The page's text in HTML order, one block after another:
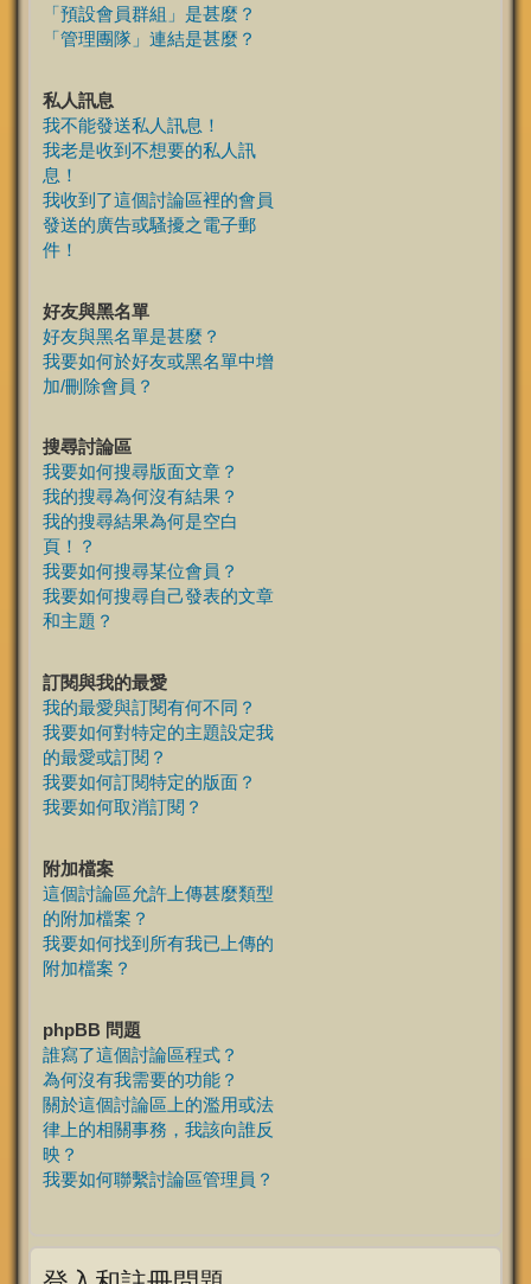
「預設會員群組」是甚麼？
「管理團隊」連結是甚麼？
私人訊息
我不能發送私人訊息！
我老是收到不想要的私人訊
息！
我收到了這個討論區裡的會員
發送的廣告或騷擾之電子郵
件！
好友與黑名單
好友與黑名單是甚麼？
我要如何於好友或黑名單中增
加/刪除會員？
搜尋討論區
我要如何搜尋版面文章？
我的搜尋為何沒有結果？
我的搜尋結果為何是空白
頁！？
我要如何搜尋某位會員？
我要如何搜尋自己發表的文章
和主題？
訂閱與我的最愛
我的最愛與訂閱有何不同？
我要如何對特定的主題設定我
的最愛或訂閱？
我要如何訂閱特定的版面？
我要如何取消訂閱？
附加檔案
這個討論區允許上傳甚麼類型
的附加檔案？
我要如何找到所有我已上傳的
附加檔案？
phpBB 問題
誰寫了這個討論區程式？
為何沒有我需要的功能？
關於這個討論區上的濫用或法
律上的相關事務，我該向誰反
映？
我要如何聯繫討論區管理員？